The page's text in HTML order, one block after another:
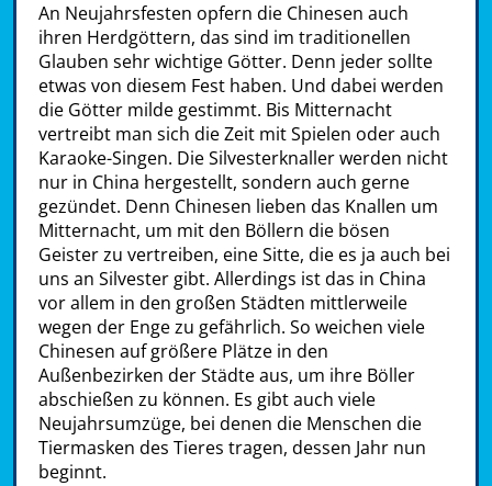
An Neujahrsfesten opfern die Chinesen auch
ihren Herdgöttern, das sind im traditionellen
Glauben sehr wichtige Götter. Denn jeder sollte
etwas von diesem Fest haben. Und dabei werden
die Götter milde gestimmt. Bis Mitternacht
vertreibt man sich die Zeit mit Spielen oder auch
Karaoke-Singen. Die Silvesterknaller werden nicht
nur in China hergestellt, sondern auch gerne
gezündet. Denn Chinesen lieben das Knallen um
Mitternacht, um mit den Böllern die bösen
Geister zu vertreiben, eine Sitte, die es ja auch bei
uns an Silvester gibt. Allerdings ist das in China
vor allem in den großen Städten mittlerweile
wegen der Enge zu gefährlich. So weichen viele
Chinesen auf größere Plätze in den
Außenbezirken der Städte aus, um ihre Böller
abschießen zu können. Es gibt auch viele
Neujahrsumzüge, bei denen die Menschen die
Tiermasken des Tieres tragen, dessen Jahr nun
beginnt.